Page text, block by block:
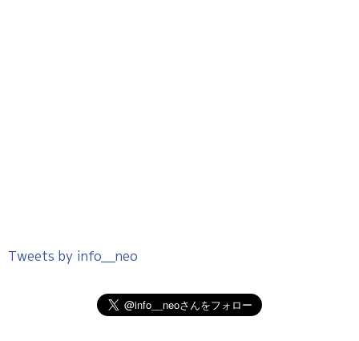
Tweets by info__neo